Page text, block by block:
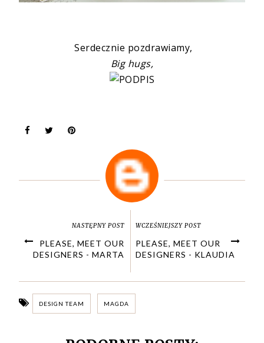
Serdecznie pozdrawiamy,
Big hugs,
NASTĘPNY POST
PLEASE, MEET OUR
DESIGNERS - MARTA
WCZEŚNIEJSZY POST
PLEASE, MEET OUR
DESIGNERS - KLAUDIA
DESIGN TEAM MAGDA